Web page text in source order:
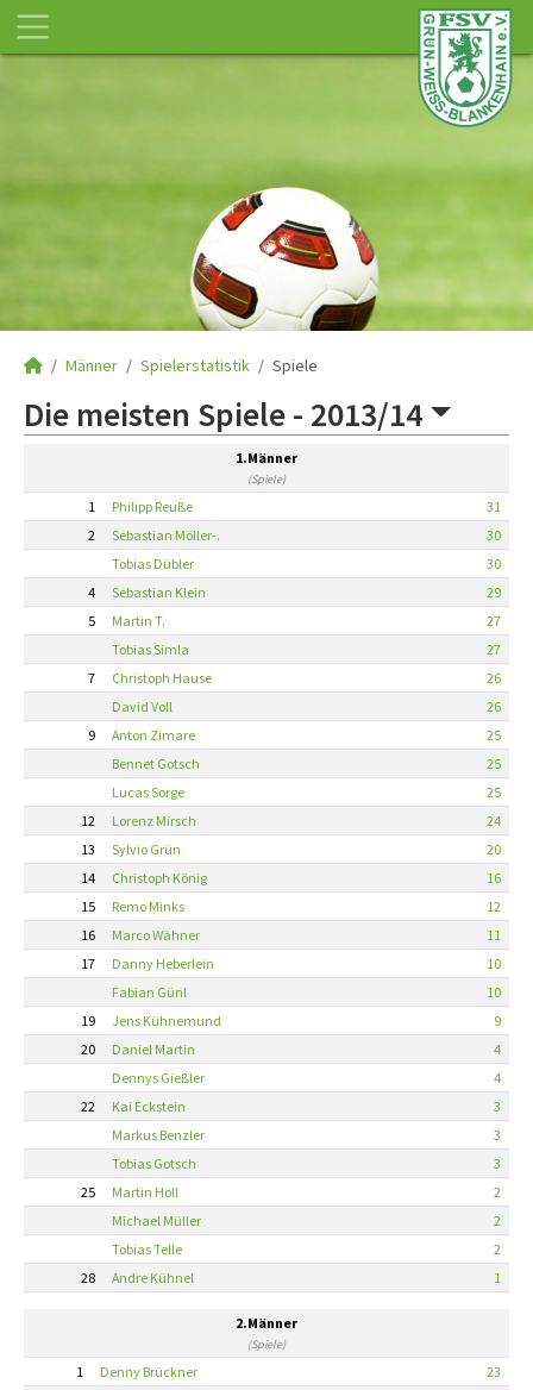
Männer Spielerstatistik Spiele
Die meisten Spiele - 2013/14
1.Männer
(Spiele)
1 Philipp Reuße
31
2
Sebastian Möller-.
30
Tobias Dübler
30
4
Sebastian Klein
29
5
Martin T.
27
Tobias Simla
27
7
Christoph Hause
26
David Voll
26
9
Anton Zimare
25
Bennet Gotsch
25
Lucas Sorge
25
12
Lorenz Mirsch
24
13
Sylvio Grün
20
14
Christoph König
16
15
Remo Minks
12
16
Marco Wähner
11
17
Danny Heberlein
10
Fabian Günl
10
19
Jens Kühnemund
9
20
Daniel Martin
4
Dennys Gießler
4
22
Kai Eckstein
3
Markus Benzler
3
Tobias Gotsch
3
25
Martin Holl
2
Michael Müller
2
Tobias Telle
2
28
Andre Kühnel 1
2.Männer
(Spiele)
1 Denny Brückner
23